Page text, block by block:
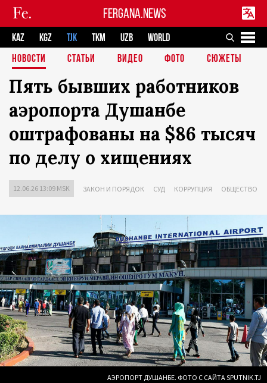
FERGANA.NEWS
KAZ KGZ TJK TKM UZB
WORLD
НОВОСТИ
СТАТЬИ ВИДЕО ФОТО СЮЖЕТЫ
Пять бывших работников
аэропорта Душанбе
оштрафованы на $86 тысяч
по делу о хищениях
12.06.26 13:09 MSK ЗАКОН И ПОРЯДОК СУД КОРРУПЦИЯ ОБЩЕСТВО
АЭРОПОРТ ДУШАНБЕ. ФОТО С САЙТА SPUTNIK.TJ